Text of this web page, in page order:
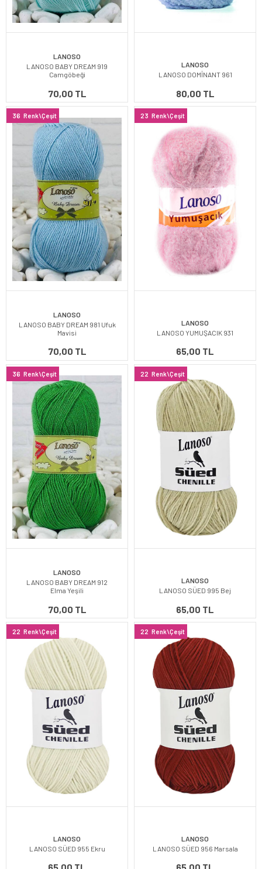
LANOSO
LANOSO BABY DREAM 919
Camgöbeği
70,00 TL
LANOSO
LANOSO DOMİNANT 961
80,00 TL
36 Renk\Çeşit
LANOSO
LANOSO BABY DREAM 981 Ufuk
Mavisi
70,00 TL
23 Renk\Çeşit
LANOSO
LANOSO YUMUŞACIK 931
65,00 TL
36 Renk\Çeşit
LANOSO
LANOSO BABY DREAM 912
Elma Yeşili
70,00 TL
22 Renk\Çeşit
LANOSO
LANOSO SÜED 995 Bej
65,00 TL
22 Renk\Çeşit
LANOSO
LANOSO SÜED 955 Ekru
22 Renk\Çeşit
LANOSO
LANOSO SÜED 956 Marsala